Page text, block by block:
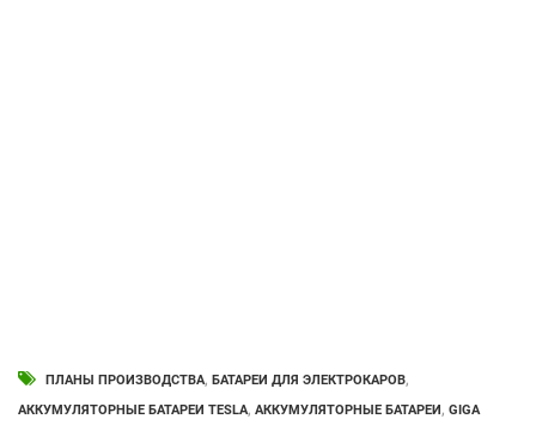
ПЛАНЫ ПРОИЗВОДСТВА, БАТАРЕИ ДЛЯ ЭЛЕКТРОКАРОВ,
АККУМУЛЯТОРНЫЕ БАТАРЕИ TESLA, АККУМУЛЯТОРНЫЕ БАТАРЕИ, GIGA